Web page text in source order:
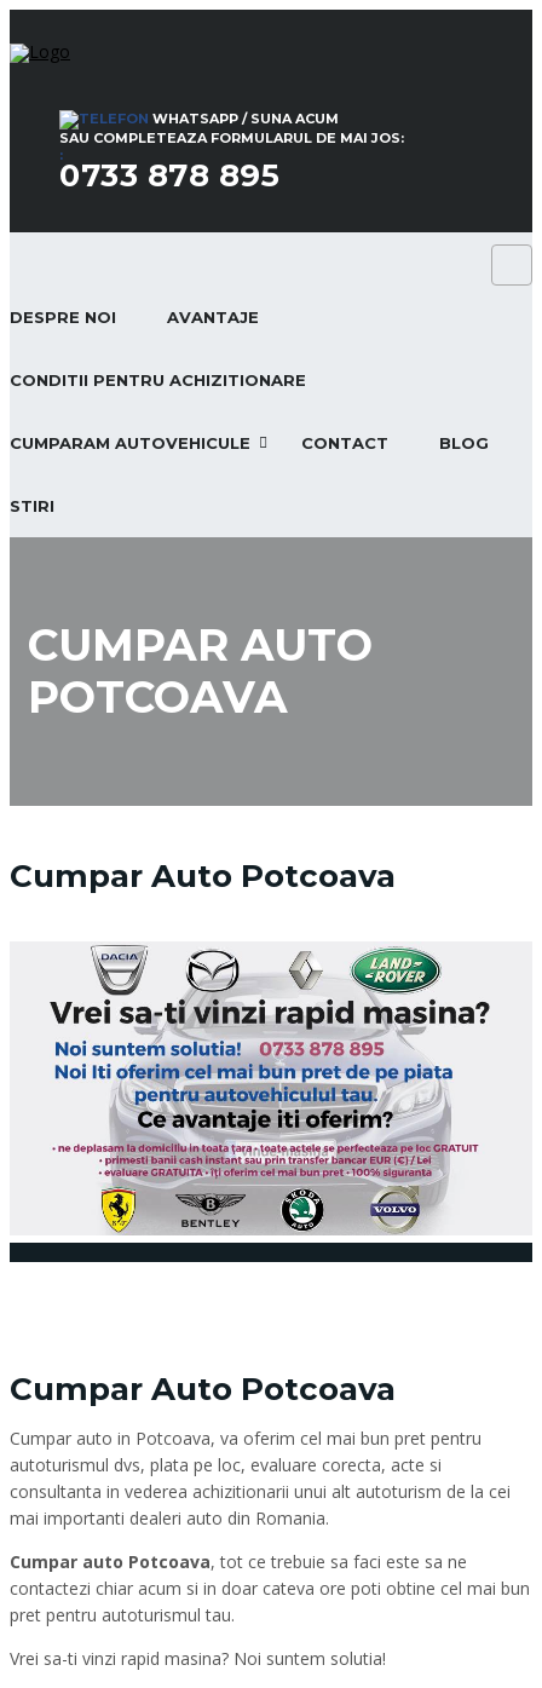
WHATSAPP / SUNA ACUM
SAU COMPLETEAZA FORMULARUL DE MAI JOS:
:
0733 878 895
DESPRE NOI AVANTAJE
CONDITII PENTRU ACHIZITIONARE
CUMPARAM AUTOVEHICULE CONTACT BLOG
STIRI
CUMPAR AUTO
POTCOAVA
Cumpar Auto Potcoava
Cumpar Auto Potcoava
Cumpar auto in Potcoava, va oferim cel mai bun pret pentru
autoturismul dvs, plata pe loc, evaluare corecta, acte si
consultanta in vederea achizitionarii unui alt autoturism de la cei
mai importanti dealeri auto din Romania.
Cumpar auto Potcoava, tot ce trebuie sa faci este sa ne
contactezi chiar acum si in doar cateva ore poti obtine cel mai bun
pret pentru autoturismul tau.
Vrei sa-ti vinzi rapid masina? Noi suntem solutia!